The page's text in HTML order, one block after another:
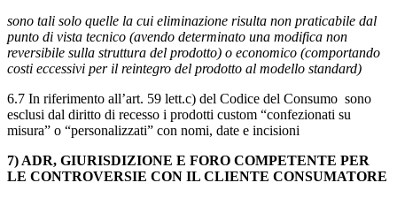
sono tali solo quelle la cui eliminazione risulta non praticabile dal
punto di vista tecnico (avendo determinato una modifica non
reversibile sulla struttura del prodotto) o economico (comportando
costi eccessivi per il reintegro del prodotto al modello standard)
6.7 In riferimento all’art. 59 lett.c) del Codice del Consumo sono
esclusi dal diritto di recesso i prodotti custom “confezionati su
misura” o “personalizzati” con nomi, date e incisioni
7) ADR, GIURISDIZIONE E FORO COMPETENTE PER
LE CONTROVERSIE CON IL CLIENTE CONSUMATORE